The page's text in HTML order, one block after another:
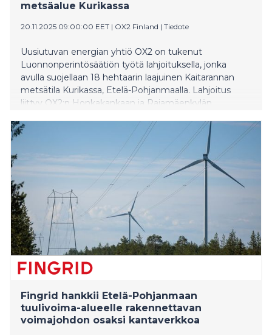
metsäalue Kurikassa
20.11.2025 09:00:00 EET | OX2 Finland | Tiedote
Uusiutuvan energian yhtiö OX2 on tukenut
Luonnonperintösäätiön työtä lahjoituksella, jonka
avulla suojellaan 18 hehtaarin laajuinen Kaitarannan
metsätila Kurikassa, Etelä-Pohjanmaalla. Lahjoitus
liittyy OX2:n Honkakankaan ja Rajamäenkylän
tukeviin toimenpiteisiin ja on samalla osa yhtiön
tavoitetta kehittää vuoteen 2030 mennessä
hankkeita, joilla on positiivinen vaikutus luonnon
monimuotoisuuteen.
Fingrid hankkii Etelä-Pohjanmaan
tuulivoima-alueelle rakennettavan
voimajohdon osaksi kantaverkkoa